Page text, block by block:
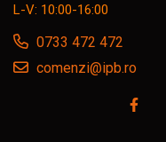
L-V: 10:00-16:00
0733 472 472
comenzi@ipb.ro